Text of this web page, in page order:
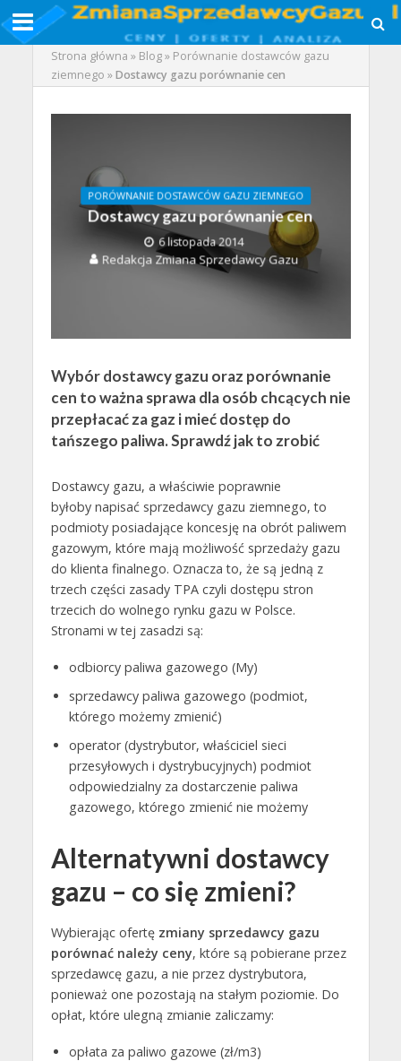
Strona główna » Blog» Porównanie dostawców gazu
ziemnego »Dostawcy gazu porównanie cen
PORÓWNANIE DOSTAWCÓW GAZU ZIEMNEGO
Dostawcy gazu porównanie cen
6 listopada 2014
Redakcja Zmiana Sprzedawcy Gazu
Wybór dostawcy gazu oraz porównanie
cen to ważna sprawa dla osób chcących nie
przepłacać za gaz i mieć dostęp do
tańszego paliwa. Sprawdź jak to zrobić
Dostawcy gazu, a właściwie poprawnie
byłoby napisać sprzedawcy gazu ziemnego, to
podmioty posiadające koncesję na obrót paliwem
gazowym, które mają możliwość sprzedaży gazu
do klienta finalnego. Oznacza to, że są jedną z
trzech części zasady TPA czyli dostępu stron
trzecich do wolnego rynku gazu w Polsce.
Stronami w tej zasadzi są:
odbiorcy paliwa gazowego (My)
sprzedawcy paliwa gazowego (podmiot,
którego możemy zmienić)
operator (dystrybutor, właściciel sieci
przesyłowych i dystrybucyjnych) podmiot
odpowiedzialny za dostarczenie paliwa
gazowego, którego zmienić nie możemy
Alternatywni dostawcy
gazu – co się zmieni?
Wybierając ofertę zmiany sprzedawcy gazu
porównać należy ceny, które są pobierane przez
sprzedawcę gazu, a nie przez dystrybutora,
ponieważ one pozostają na stałym poziomie. Do
opłat, które ulegną zmianie zaliczamy:
opłata za paliwo gazowe (zł/m3)